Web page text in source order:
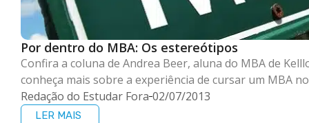
Por dentro do MBA: Os estereótipos
Confira a coluna de Andrea Beer, aluna do MBA de
conheça mais sobre a experiência de cursar um MBA
Redação do Estudar Fora 02/07/2013
LER MAIS